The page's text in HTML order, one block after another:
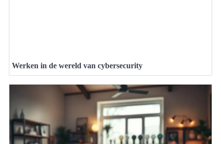
Werken in de wereld van cybersecurity